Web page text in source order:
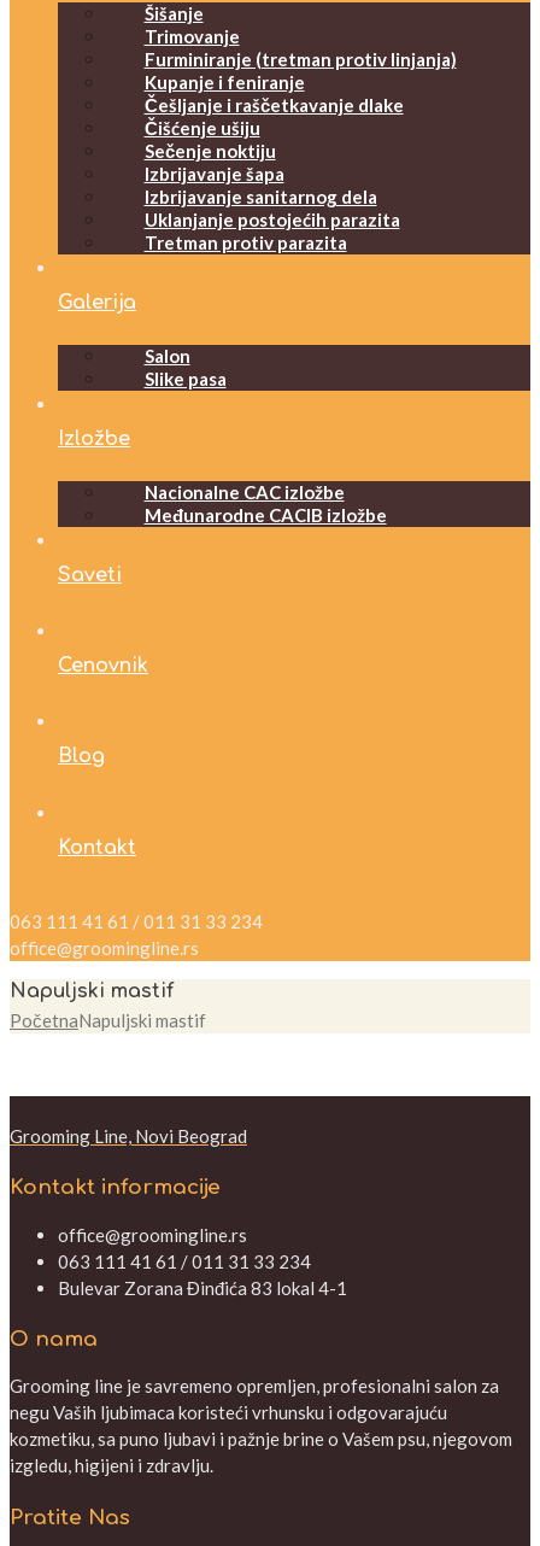
Šišanje
Trimovanje
Furminiranje (tretman protiv linjanja)
Kupanje i feniranje
Češljanje i raščetkavanje dlake
Čišćenje ušiju
Sečenje noktiju
Izbrijavanje šapa
Izbrijavanje sanitarnog dela
Uklanjanje postojećih parazita
Tretman protiv parazita
Galerija
Salon
Slike pasa
Izložbe
Nacionalne CAC izložbe
Međunarodne CACIB izložbe
Saveti
Cenovnik
Blog
Kontakt
063 111 41 61 / 011 31 33 234
office@groomingline.rs
Napuljski mastif
PočetnaNapuljski mastif
Grooming Line, Novi Beograd
Kontakt informacije
office@groomingline.rs
063 111 41 61 / 011 31 33 234
Bulevar Zorana Đinđića 83 lokal 4-1
O nama
Grooming line je savremeno opremljen, profesionalni salon za
negu Vaših ljubimaca koristeći vrhunsku i odgovarajuću
kozmetiku, sa puno ljubavi i pažnje brine o Vašem psu, njegovom
izgledu, higijeni i zdravlju.
Pratite Nas